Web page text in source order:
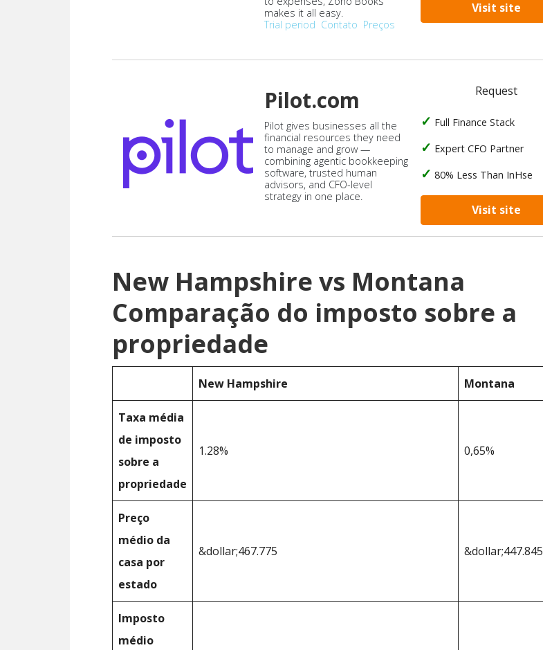
makes it all easy.
Trial period Contato Preços
Visit site
Pilot.com
Pilot gives businesses all the
financial resources they need
to manage and grow —
combining agentic bookkeeping
software, trusted human
advisors, and CFO-level
strategy in one place.
Request
Full Finance Stack
Expert CFO Partner
80% Less Than InHse
Visit site
New Hampshire vs Montana
Comparação do imposto sobre a
propriedade
New Hampshire Montana
Taxa média
de imposto
sobre a
propriedade
1.28% 0,65%
Preço
médio da
casa por
estado
&dollar;467.775 &dollar;447.845
Imposto
médio